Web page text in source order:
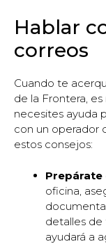
Hablar
correos
Cuando te
de la Frontera,
necesites ayuda
con un operador
estos consejos:
Prepárate
oficina,
detalles de
ayudará a